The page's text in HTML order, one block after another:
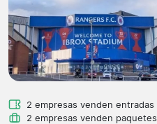
2 empresas venden entradas
2 empresas venden paquetes